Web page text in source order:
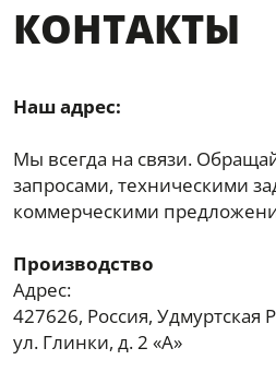
КОНТАКТЫ
Наш адрес:
Мы всегда на связи.
запросами, техническими
коммерческими
Производство
Адрес:
427626, Россия, Удмуртская
ул. Глинки, д. 2 «А»